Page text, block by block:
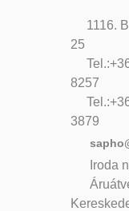
1116.
25
8257
3879
Iroda